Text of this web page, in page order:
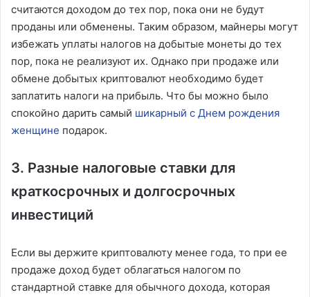
считаются доходом до тех пор, пока они не будут
проданы или обменены. Таким образом, майнеры могут
избежать уплаты налогов на добытые монеты до тех
пор, пока не реализуют их. Однако при продаже или
обмене добытых криптовалют необходимо будет
заплатить налоги на прибыль. Что бы можно было
спокойно дарить самый шикарный с Днем рождения
женщине подарок.
3. Разные налоговые ставки для
краткосрочных и долгосрочных
инвестиций
Если вы держите криптовалюту менее года, то при ее
продаже доход будет облагаться налогом по
стандартной ставке для обычного дохода, которая